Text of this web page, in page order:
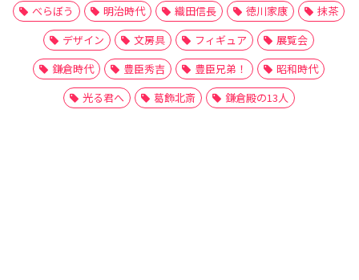
べらぼう
明治時代 織田信長 徳川家康
抹茶
デザイン
文房具 フィギュア
展覧会
鎌倉時代
豊臣秀吉 豊臣兄弟！
昭和時代
光る君へ
葛飾北斎 鎌倉殿の13人